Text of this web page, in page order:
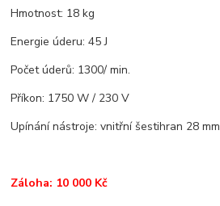
Hmotnost: 18 kg
Energie úderu: 45 J
Počet úderů: 1300/ min.
Příkon: 1750 W / 230 V
Upínání nástroje: vnitřní šestihran 28 mm
Záloha: 10 000 Kč